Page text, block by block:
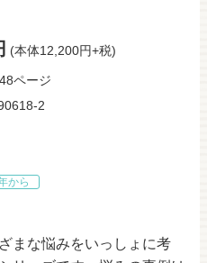
まな悩みをいっしょに考
(本体12,200円+税)
ページ
2
から